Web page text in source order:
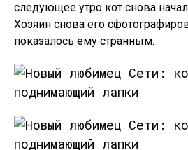
следующее утро кот снова
Хозяин снова его
показалось ему странным.